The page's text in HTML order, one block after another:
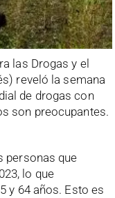
las Drogas y el
reveló la semana
de drogas con
son preocupantes.
personas que
lo que
y 64 años. Esto es